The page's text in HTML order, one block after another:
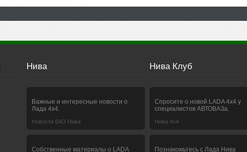
Нива
Важные и интересные новости о
Лада 4х4.
Новости ВАЗ Нива
Собственные материалы о LADA
Нива Клуб
Спросите о новой LADA 4x4 у
специалистов АВТОВАЗа.
Нива 4х4
Познакомьтесь с Лада Нива